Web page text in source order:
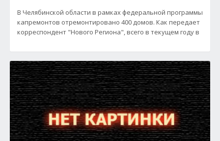
В Челябинской области в рамках федеральной программы
капремонтов отремонтировано 400 домов. Как передает
корреспондент "Нового Региона", всего в текущем году в